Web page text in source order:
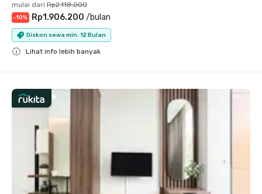
mulai dari Rp2.118.000
-10% Rp1.906.200 /bulan
Diskon sewa min. 12 Bulan
Lihat info lebih banyak